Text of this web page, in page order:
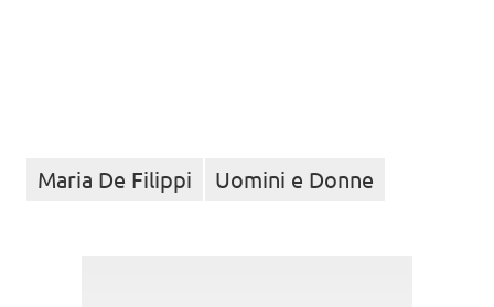
Maria De Filippi Uomini e Donne